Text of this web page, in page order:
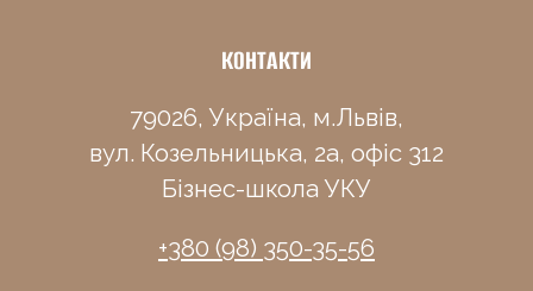
КОНТАКТИ
79026, Україна, м.Львів,
вул. Козельницька, 2а, офіс 312
Бізнес-школа УКУ
+380 (98) 350-35-56